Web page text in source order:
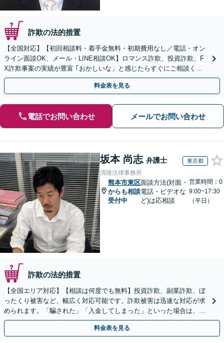
詐欺の法的措置
【全国対応】【初回相談料・着手金無料・初期費用なし／電話・オン
ライン面談OK、メール・LINE相談OK】ロマンス詐欺、投資詐欺、F
X詐欺事案の実績が豊富 ｢おかしいな」と感じたらすぐにご相談くだ
さい。
料金表を見る
電話でお問い合わせ メールでお問い合わせ
坂本 尚志 弁護士 東京都
清陵法律事務所
熊本市東区
からも相談
受付中
面談方法(対面・
電話・ビデオな
ど)は応相談
営業時間：0
9:00~17:30
（平日）
詐欺の法的措置
【全国エリア対応】【相談は何度でも無料】投資詐欺、副業詐欺、ぼ
ったくり被害など、幅広く対応可能です。詐欺被害は迅速な対応が求
められます。「騙された」「入金してしまった」といった場合は、お
早めにご相談ください。【電話・メール・WEB相談可】
料金表を見る